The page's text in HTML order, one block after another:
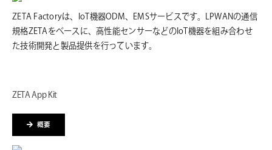
ZETA Factoryは、IoT機器ODM、EMSサービスです。LPWANの通信
規格ZETAをベースに、高性能センサーなどのIoT機器を組み合わせ
た技術開発と製品提供を行っています。
ZETA App Kit
概要